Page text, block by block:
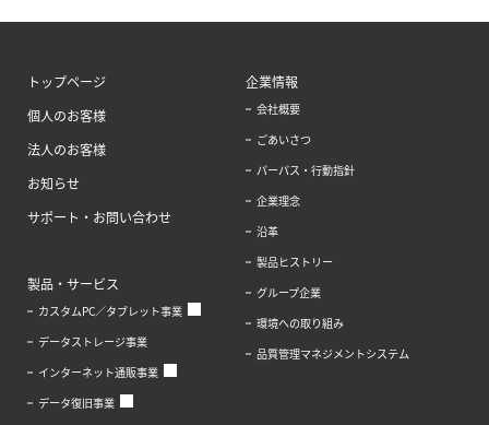
トップページ
個人のお客様
法人のお客様
お知らせ
サポート・お問い合わせ
製品・サービス
カスタムPC／タブレット事業
データストレージ事業
インターネット通販事業
データ復旧事業
企業情報
会社概要
ごあいさつ
パーパス・行動指針
企業理念
沿革
製品ヒストリー
グループ企業
環境への取り組み
品質管理マネジメントシステム